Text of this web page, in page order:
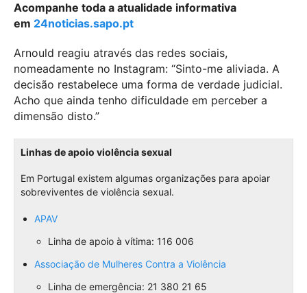
Acompanhe toda a atualidade informativa
em 24noticias.sapo.pt
Arnould reagiu através das redes sociais,
nomeadamente no Instagram: “Sinto-me aliviada. A
decisão restabelece uma forma de verdade judicial.
Acho que ainda tenho dificuldade em perceber a
dimensão disto.”
Linhas de apoio violência sexual
Em Portugal existem algumas organizações para apoiar
sobreviventes de violência sexual.
APAV
Linha de apoio à vítima: 116 006
Associação de Mulheres Contra a Violência
Linha de emergência: 21 380 21 65